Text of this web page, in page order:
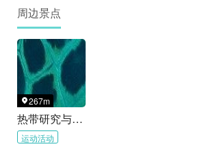
周边景点
267m
热带研究与保护中心
运动活动